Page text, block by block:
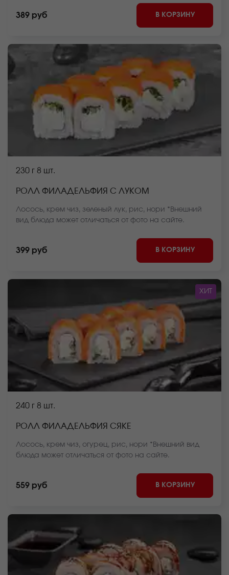
389 руб В КОРЗИНУ
230 г 8 шт.
РОЛЛ ФИЛАДЕЛЬФИЯ С ЛУКОМ
Лосось, крем чиз, зеленый лук, рис, нори *Внешний
вид блюда может отличаться от фото на сайте.
399 руб В КОРЗИНУ
ХИТ
240 г 8 шт.
РОЛЛ ФИЛАДЕЛЬФИЯ СЯКЕ
Лосось, крем чиз, огурец, рис, нори *Внешний вид
блюда может отличаться от фото на сайте.
559 руб В КОРЗИНУ